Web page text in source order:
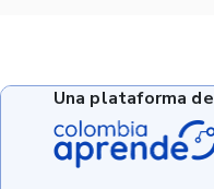
Una plataforma de